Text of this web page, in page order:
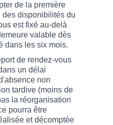
de la première
disponibilités du
est fixé au-delà
valable dès
dans les six mois.
de rendez-vous
un délai
non
tardive (moins de
la réorganisation
pourra être
et décomptée